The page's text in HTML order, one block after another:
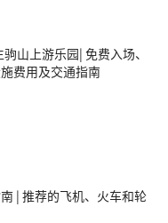
山上游乐园| 免费入场、
费用及交通指南
| 推荐的飞机、火车和轮